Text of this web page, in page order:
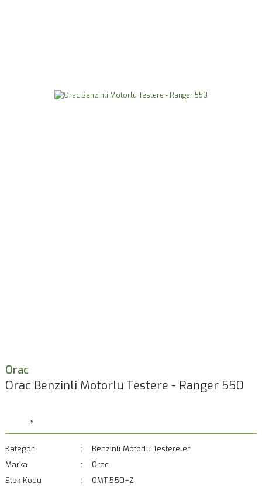
Orac
Orac Benzinli Motorlu Testere - Ranger 550
Kategori
Benzinli Motorlu Testereler
Marka
Orac
Stok Kodu
OMT.550+Z